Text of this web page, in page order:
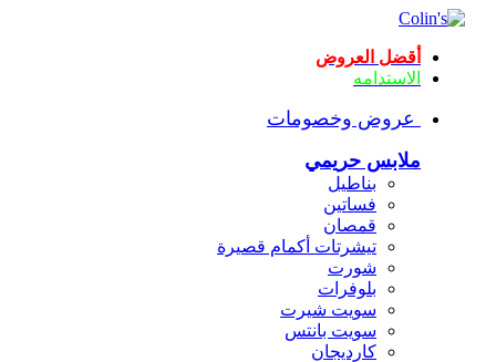
أقضل العروض
الاستدامه
عروض وخصومات
ملابس حريمي
بناطيل
فساتين
قمصان
تيشرتات أكمام قصيرة
شورت
بلوفرات
سويت شيرت
سويت بانتس
كارديجان